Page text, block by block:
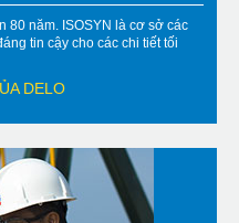
80 năm. ISOSYN là cơ sở các
tin cậy cho các chi tiết tối
DELO